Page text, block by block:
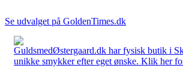
Se udvalget på GoldenTimes.dk
GuldsmedØstergaard.dk har fysisk butik i
unikke smykker efter eget ønske. Klik her